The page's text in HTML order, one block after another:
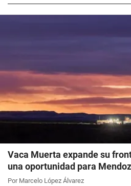
Vaca Muerta expande su
una oportunidad para
Por Marcelo López Álvarez